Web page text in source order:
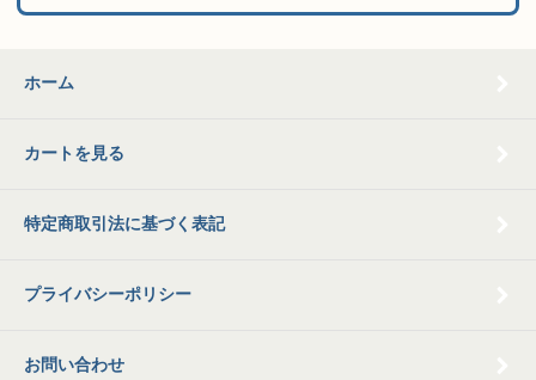
ホーム
カートを見る
特定商取引法に基づく表記
プライバシーポリシー
お問い合わせ